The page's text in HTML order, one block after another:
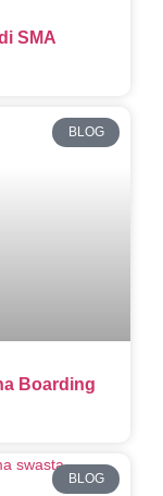
SMA
BLOG
Boarding
BLOG